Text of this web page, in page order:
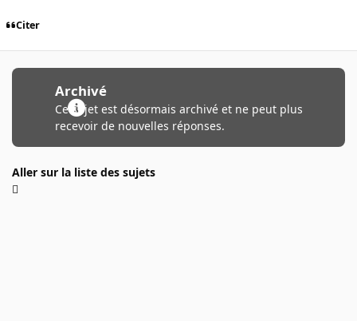
Citer
Archivé
Ce sujet est désormais archivé et ne peut plus
recevoir de nouvelles réponses.
Aller sur la liste des sujets